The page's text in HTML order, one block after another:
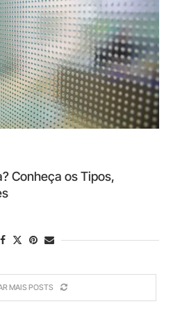
Conheça os Tipos,
MAIS POSTS